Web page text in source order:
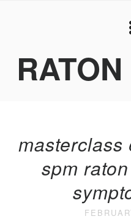
masterclass
spm